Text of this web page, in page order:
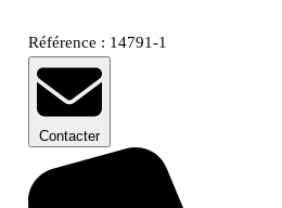
Référence : 14791-1
Contacter